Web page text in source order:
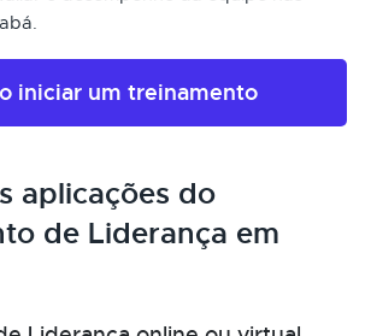
iniciar um treinamento
aplicações do
de Liderança em